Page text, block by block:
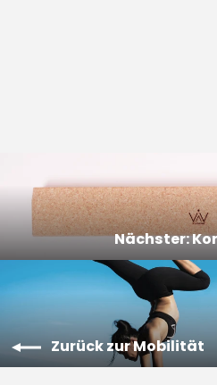
Nächster:
Zurück zur Mobilität